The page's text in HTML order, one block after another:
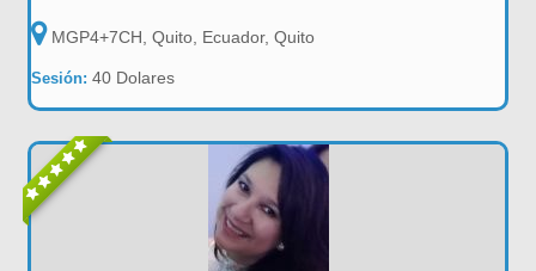
MGP4+7CH, Quito, Ecuador, Quito
Sesión:40 Dolares